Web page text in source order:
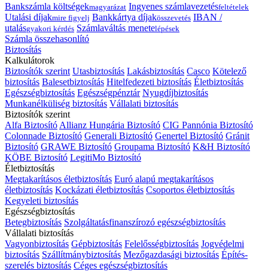
Bankszámla költségekmagyarázat Ingyenes számlavezetésfeltételek
Utalási díjakmire figyelj Bankkártya díjakösszevetés IBAN /
utalásgyakori kérdés Számlaváltás menetelépések
Számla összehasonlító
Biztosítás
Kalkulátorok
Biztosítók szerint Utasbiztosítás Lakásbiztosítás Casco Kötelező
biztosítás Balesetbiztosítás Hitelfedezeti biztosítás Életbiztosítás
Egészségbiztosítás Egészségpénztár Nyugdíjbiztosítás
Munkanélküliség biztosítás Vállalati biztosítás
Biztosítók szerint
Alfa Biztosító Allianz Hungária Biztosító CIG Pannónia Biztosító
Colonnade Biztosító Generali Biztosító Genertel Biztosító Gránit
Biztosító GRAWE Biztosító Groupama Biztosító K&H Biztosító
KÖBE Biztosító LegitiMo Biztosító
Életbiztosítás
Megtakarításos életbiztosítás Euró alapú megtakarításos
életbiztosítás Kockázati életbiztosítás Csoportos életbiztosítás
Kegyeleti biztosítás
Egészségbiztosítás
Betegbiztosítás Szolgáltatásfinanszírozó egészségbiztosítás
Vállalati biztosítás
Vagyonbiztosítás Gépbiztosítás Felelősségbiztosítás Jogvédelmi
biztosítás Szállítmánybiztosítás Mezőgazdasági biztosítás Építés-
szerelés biztosítás Céges egészségbiztosítás